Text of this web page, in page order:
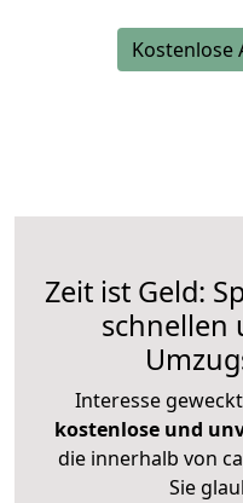
Kostenlose
Zeit ist Geld:
schnellen
Interesse
kostenlose und
die innerhalb von
Sie